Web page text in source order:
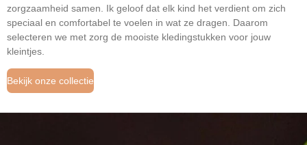
zorgzaamheid samen. Ik geloof dat elk kind het verdient om zich
speciaal en comfortabel te voelen in wat ze dragen. Daarom
selecteren we met zorg de mooiste kledingstukken voor jouw
kleintjes.
Bekijk onze collectie